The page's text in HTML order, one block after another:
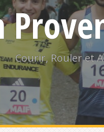
Courir, Rouler et